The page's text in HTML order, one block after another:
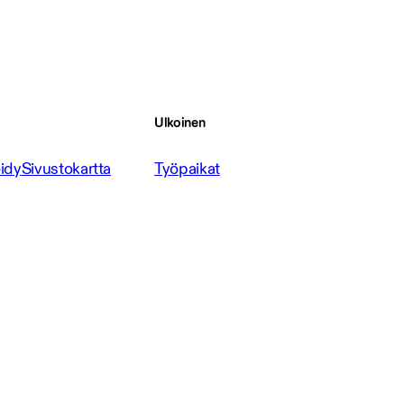
Sivustokartta
Ulkoinen
Työpaikat